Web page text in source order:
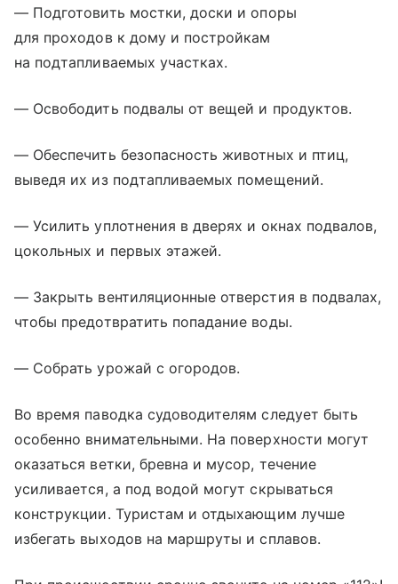
— Подготовить мостки, доски и опоры
для проходов к дому и постройкам
на подтапливаемых участках.
— Освободить подвалы от вещей и продуктов.
— Обеспечить безопасность животных и птиц,
выведя их из подтапливаемых помещений.
— Усилить уплотнения в дверях и окнах подвалов,
цокольных и первых этажей.
— Закрыть вентиляционные отверстия в подвалах,
чтобы предотвратить попадание воды.
— Собрать урожай с огородов.
Во время паводка судоводителям следует быть
особенно внимательными. На поверхности могут
оказаться ветки, бревна и мусор, течение
усиливается, а под водой могут скрываться
конструкции. Туристам и отдыхающим лучше
избегать выходов на маршруты и сплавов.